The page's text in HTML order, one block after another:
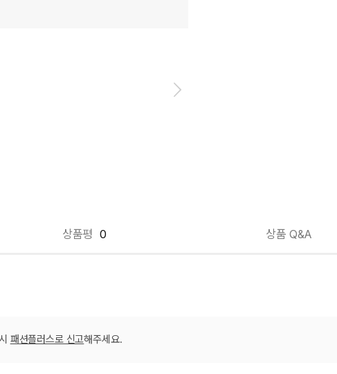
상품평 0 상품 Q&A